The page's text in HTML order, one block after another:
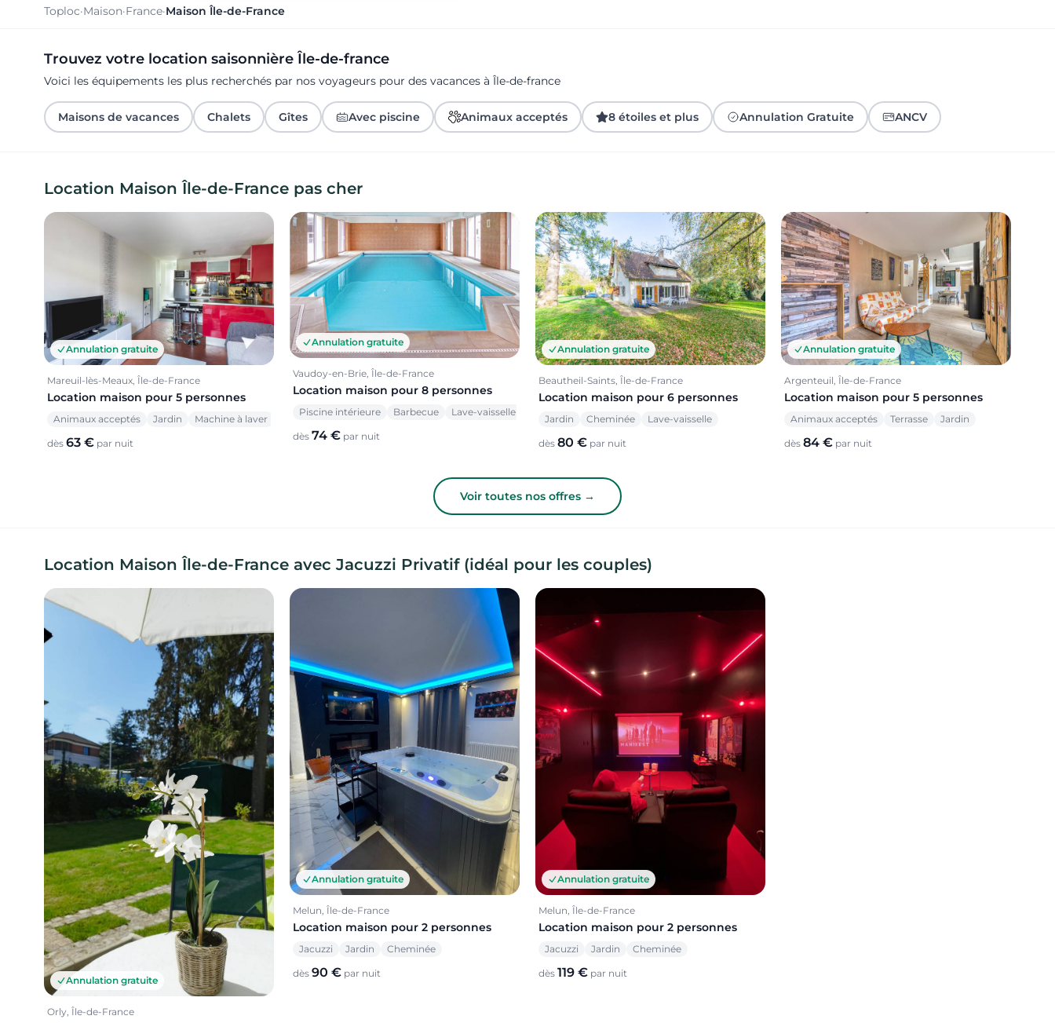
Toploc·Maison·France·Maison Île-de-France
Trouvez votre location saisonnière Île-de-france
Voici les équipements les plus recherchés par nos voyageurs pour des vacances à Île-de-france
Maisons de vacances Chalets Gîtes Avec piscine Animaux acceptés 8 étoiles et plus Annulation Gratuite ANCV
Location Maison Île-de-France pas cher
Annulation gratuite
Mareuil-lès-Meaux, Île-de-France
Location maison pour 5 personnes
Animaux acceptés Jardin Machine à laver
dès 63 € par nuit
Annulation gratuite
Vaudoy-en-Brie, Île-de-France
Location maison pour 8 personnes
Piscine intérieure Barbecue Lave-vaisselle
dès 74 € par nuit
Annulation gratuite
Beautheil-Saints, Île-de-France
Location maison pour 6 personnes
Jardin Cheminée Lave-vaisselle
dès 80 € par nuit
Annulation gratuite
Argenteuil, Île-de-France
Location maison pour 5 personnes
Animaux acceptés Terrasse Jardin
dès 84 € par nuit
Voir toutes nos offres →
Location Maison Île-de-France avec Jacuzzi Privatif (idéal pour les couples)
Annulation gratuite
Orly, Île-de-France
Annulation gratuite
Melun, Île-de-France
Location maison pour 2 personnes
Jacuzzi Jardin Cheminée
dès 90 € par nuit
Annulation gratuite
Melun, Île-de-France
Location maison pour 2 personnes
Jacuzzi Jardin Cheminée
dès 119 € par nuit